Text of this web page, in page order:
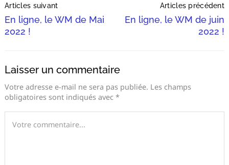
Navigation
Articles suivant
En ligne, le WM de Mai
2022 !
Articles précédent
En ligne, le WM de juin
2022 !
Laisser un commentaire
Votre adresse e-mail ne sera pas publiée. Les champs
obligatoires sont indiqués avec *